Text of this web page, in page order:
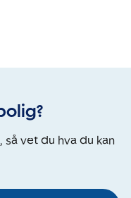
vet du hva du kan